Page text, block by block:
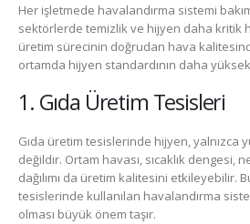
Her işletmede havalandırma sistemi
sektörlerde temizlik ve hijyen daha kritik
üretim sürecinin doğrudan hava
ortamda hijyen standardının daha yüksek
1. Gıda Üretim Tesisleri
Gıda üretim tesislerinde hijyen, yalnızca
değildir. Ortam havası, sıcaklık dengesi,
dağılımı da üretim kalitesini etkileyebilir.
tesislerinde kullanılan havalandırma
olması büyük önem taşır.